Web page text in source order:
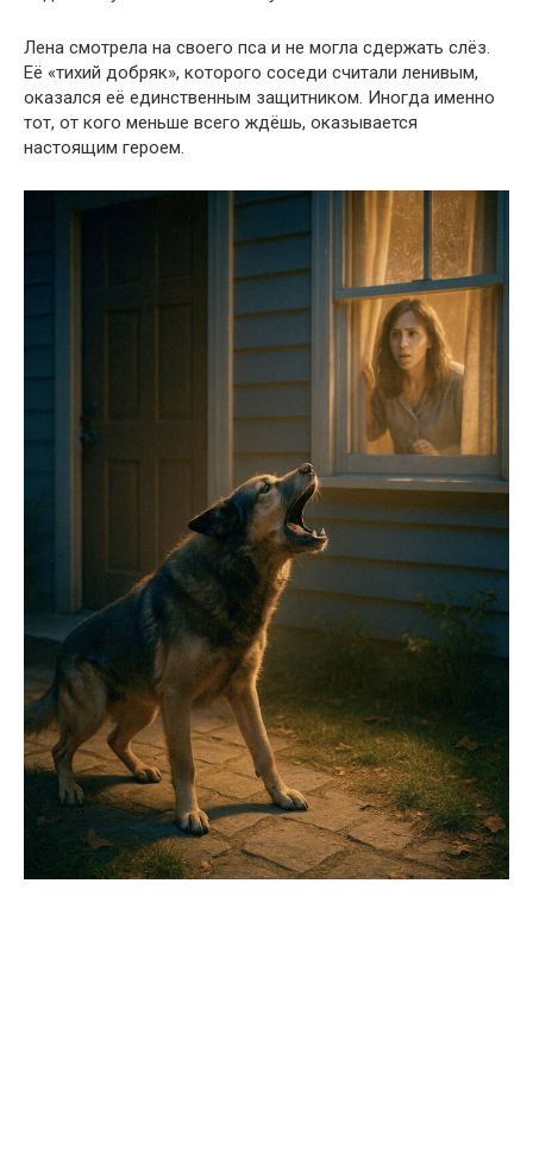
Лена смотрела на своего пса и не могла сдержать слёз.
Её «тихий добряк», которого соседи считали ленивым,
оказался её единственным защитником. Иногда именно
тот, от кого меньше всего ждёшь, оказывается
настоящим героем.